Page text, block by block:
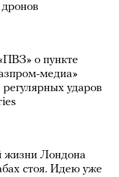
о пункте
медиа»
ударов
жизни Лондона
стоя. Идею уже